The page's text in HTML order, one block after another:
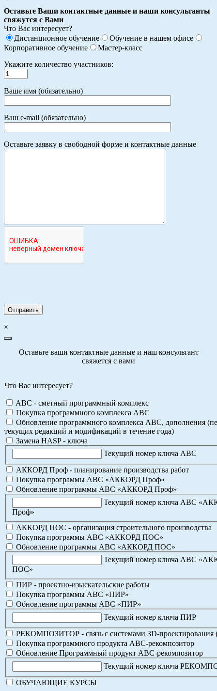
Оставьте Ваши контактные данные и наши консультанты
свяжутся с Вами
Что Вас интересует?
Дистанционное обучение
Обучение в нашем офисе
Корпоративное обучение
Мастер-класс
Укажите количество участников:
Ваше имя (обязательно)
Ваш e-mail (обязательно)
Оставьте заявку в свободной форме и контактные данные
×
Оставьте ваши контактные данные и наш консультант
свяжется с вами
Что Вас интересует?
ABC - сметный программный комплекс
Покупка программного комплекса АВС
Обновление программного комплекса АВС, дополнения
текущих редакций и модификаций в течение года)
Замена HASP - ключа
Текущий номер ключа АВС
АККОРД Проф - планирование производства работ
Покупка программы АВС «АККОРД Проф»
Обновление программы АВС «АККОРД Проф»
Текущий номер ключа АВС
Проф»
АККОРД ПОС - организация строительного производства
Покупка программы АВС «АККОРД ПОС»
Обновление программы АВС «АККОРД ПОС»
Текущий номер ключа АВС
ПОС»
ПИР - проектно-изыскательские работы
Покупка программы АВС «ПИР»
Обновление программы АВС «ПИР»
Текущий номер ключа ПИР
РЕКОМПОЗИТОР - связь с системами 3D-проектирования
Покупка программного продукта АВС-рекомпозитор
Обновление Программный продукт АВС-рекомпозитор
Текущий номер ключа
ОБУЧАЮЩИЕ КУРСЫ